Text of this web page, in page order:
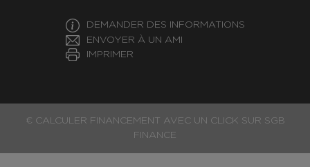
DEMANDER DES INFORMATIONS
ENVOYER À UN AMI
IMPRIMER
€ CALCULER FINANCEMENT AVEC UN CLICK SUR SGB
FINANCE